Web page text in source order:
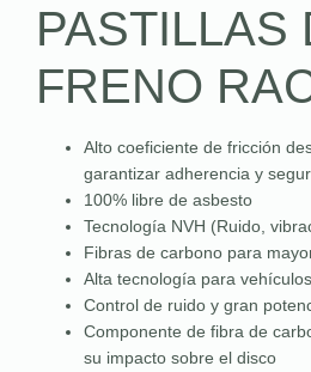
PASTILLAS
FRENO
Alto coeficiente de fricción
garantizar adherencia y
100% libre de asbesto
Tecnología NVH (Ruido,
Fibras de carbono para
Alta tecnología para
Control de ruido y gran
Componente de fibra de
su impacto sobre el disco